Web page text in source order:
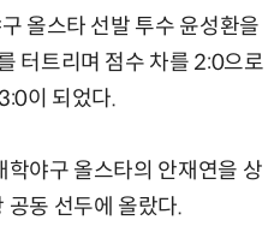
올스타 선발 투수 윤성환을
터트리며 점수 차를 2:0으로
이 되었다.
야구 올스타의 안재연을 상
공동 선두에 올랐다.